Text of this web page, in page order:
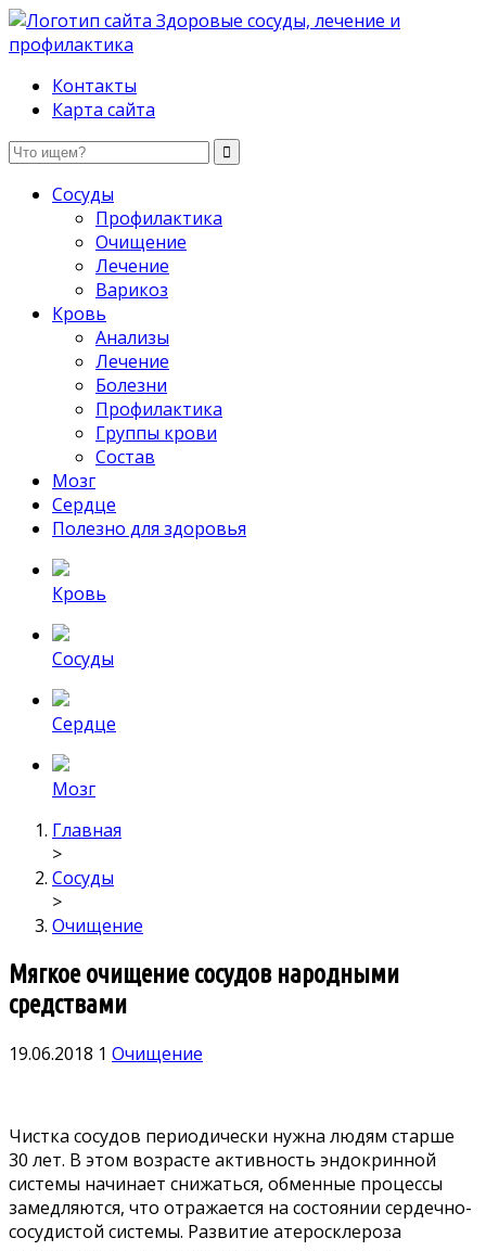
Здоровые сосуды, лечение и профилактика
Контакты
Карта сайта
Сосуды
Профилактика
Очищение
Лечение
Варикоз
Кровь
Анализы
Лечение
Болезни
Профилактика
Группы крови
Состав
Мозг
Сердце
Полезно для здоровья
Кровь
Сосуды
Сердце
Мозг
Главная
>
Сосуды
>
Очищение
Мягкое очищение сосудов народными
средствами
19.06.2018 1 Очищение
Чистка сосудов периодически нужна людям старше
30 лет. В этом возрасте активность эндокринной
системы начинает снижаться, обменные процессы
замедляются, что отражается на состоянии сердечно-
сосудистой системы. Развитие атеросклероза